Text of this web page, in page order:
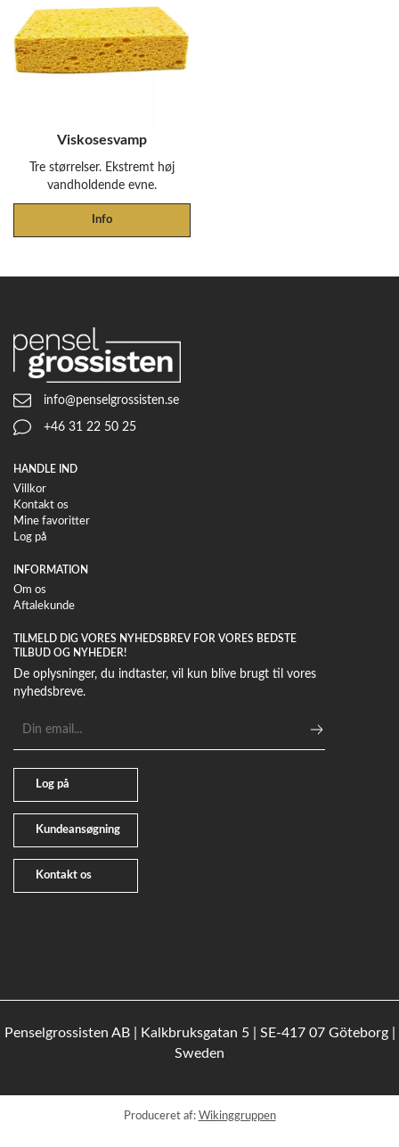
Viskosesvamp
Tre størrelser. Ekstremt høj
vandholdende evne.
Info
info@penselgrossisten.se
+46 31 22 50 25
HANDLE IND
Villkor
Kontakt os
Mine favoritter
Log på
INFORMATION
Om os
Aftalekunde
TILMELD DIG VORES NYHEDSBREV FOR VORES BEDSTE
TILBUD OG NYHEDER!
De oplysninger, du indtaster, vil kun blive brugt til vores
nyhedsbreve.
mailadresse
Kontakt os
Kundeansøgning
Log på
Penselgrossisten AB | Kalkbruksgatan 5 | SE-417 07 Göteborg |
Sweden
Produceret af: Wikinggruppen